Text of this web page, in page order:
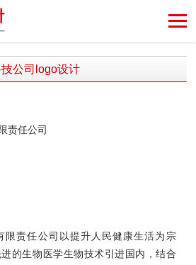
觉销售力！
公司logo设计
责任公司
限责任公司以提升人民健康生活为宗
的生物医学生物技术引进国内，结合